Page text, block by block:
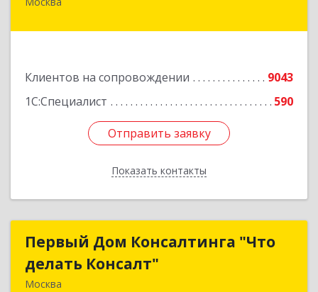
Клиентов на сопровождении
9043
1С:Специалист
590
Отправить заявку
Показать контакты
127434, Москва г, Дмитровское ш, дом № 9Б
Отправить заявку
Назад
Первый Дом Консалтинга "Что
делать Консалт"
Москва
Первый Дом Консалтинга "Что